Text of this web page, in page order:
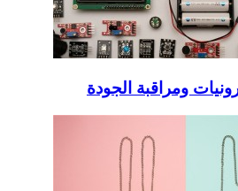
ومراقبة الجودة